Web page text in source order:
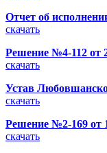
Отчет об
скачать
Решение №4-112 от
скачать
Устав
скачать
Решение №2-169 от
скачать